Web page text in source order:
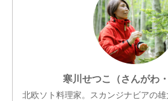
寒川せつこ（さんがわ
北欧ソト料理家。スカンジナビアの